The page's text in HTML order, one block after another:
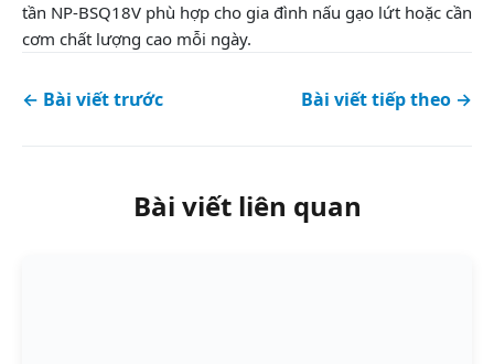
tần NP-BSQ18V phù hợp cho gia đình nấu gạo lứt hoặc cần
cơm chất lượng cao mỗi ngày.
← Bài viết trước Bài viết tiếp theo →
Bài viết liên quan